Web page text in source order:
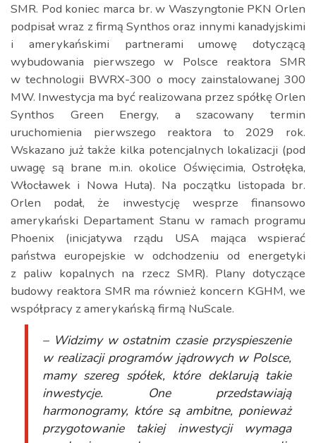
SMR. Pod koniec marca br. w Waszyngtonie PKN Orlen
podpisał wraz z firmą Synthos oraz innymi kanadyjskimi
i amerykańskimi partnerami umowę dotyczącą
wybudowania pierwszego w Polsce reaktora SMR
w technologii BWRX-300 o mocy zainstalowanej 300
MW. Inwestycja ma być realizowana przez spółkę Orlen
Synthos Green Energy, a szacowany termin
uruchomienia pierwszego reaktora to 2029 rok.
Wskazano już także kilka potencjalnych lokalizacji (pod
uwagę są brane m.in. okolice Oświęcimia, Ostrołęka,
Włocławek i Nowa Huta). Na początku listopada br.
Orlen podał, że inwestycję wesprze finansowo
amerykański Departament Stanu w ramach programu
Phoenix (inicjatywa rządu USA mająca wspierać
państwa europejskie w odchodzeniu od energetyki
z paliw kopalnych na rzecz SMR). Plany dotyczące
budowy reaktora SMR ma również koncern KGHM, we
współpracy z amerykańską firmą NuScale.
– Widzimy w ostatnim czasie przyspieszenie
w realizacji programów jądrowych w Polsce,
mamy szereg spółek, które deklarują takie
inwestycje. One przedstawiają
harmonogramy, które są ambitne, ponieważ
przygotowanie takiej inwestycji wymaga